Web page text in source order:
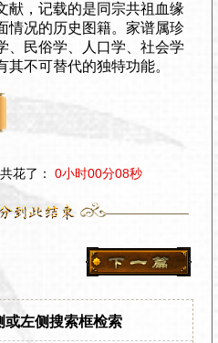
献，记载的是同宗共祖血缘
情况的历史图籍。家谱属珍
、民俗学、人口学、社会学
不可替代的独特功能。
花了： 0小时00分08秒
或左侧搜索框检索